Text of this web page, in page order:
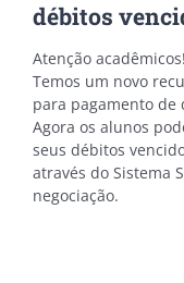
débitos
Atenção acadêmicos!
Temos um novo
para pagamento de
Agora os alunos
seus débitos
através do Sistema
negociação.